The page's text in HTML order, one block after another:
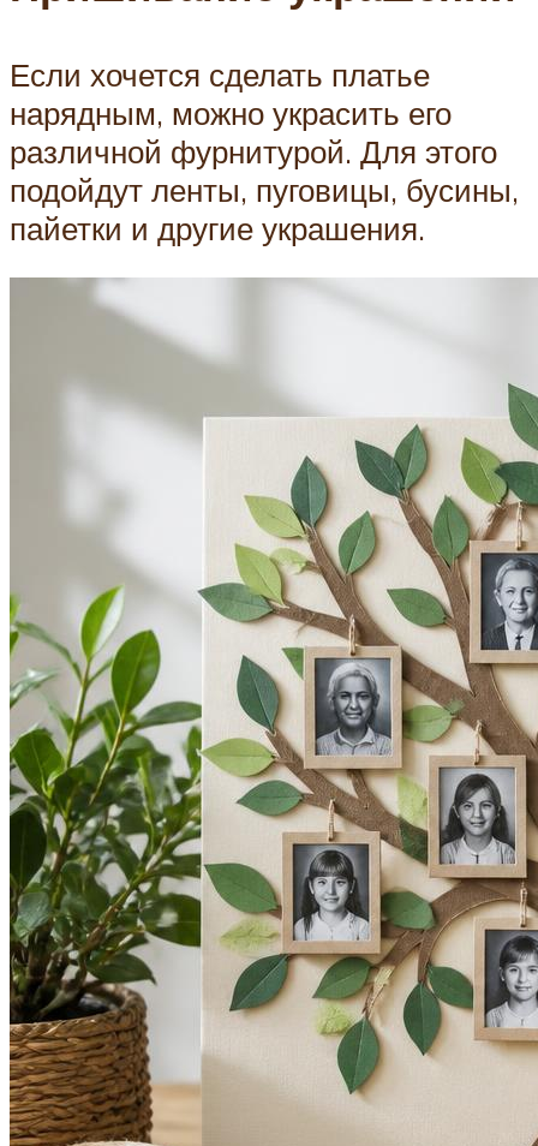
Если хочется сделать платье
нарядным, можно украсить его
различной фурнитурой. Для этого
подойдут ленты, пуговицы, бусины,
пайетки и другие украшения.